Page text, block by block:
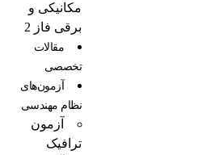
مکانیکی و
برقی فاز 2
مقالات
تخصصی
آزمون‌‌های
نظام مهندسی
آزمون
ترافیک